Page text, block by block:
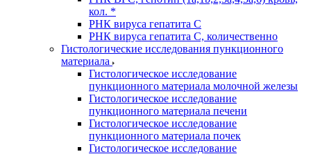
кол. *
РНК вируса гепатита C
РНК вируса гепатита C, количественно
Гистологические исследования пункционного
материала
Гистологическое исследование
пункционного материала молочной железы
Гистологическое исследование
пункционного материала печени
Гистологическое исследование
пункционного материала почек
Гистологическое исследование